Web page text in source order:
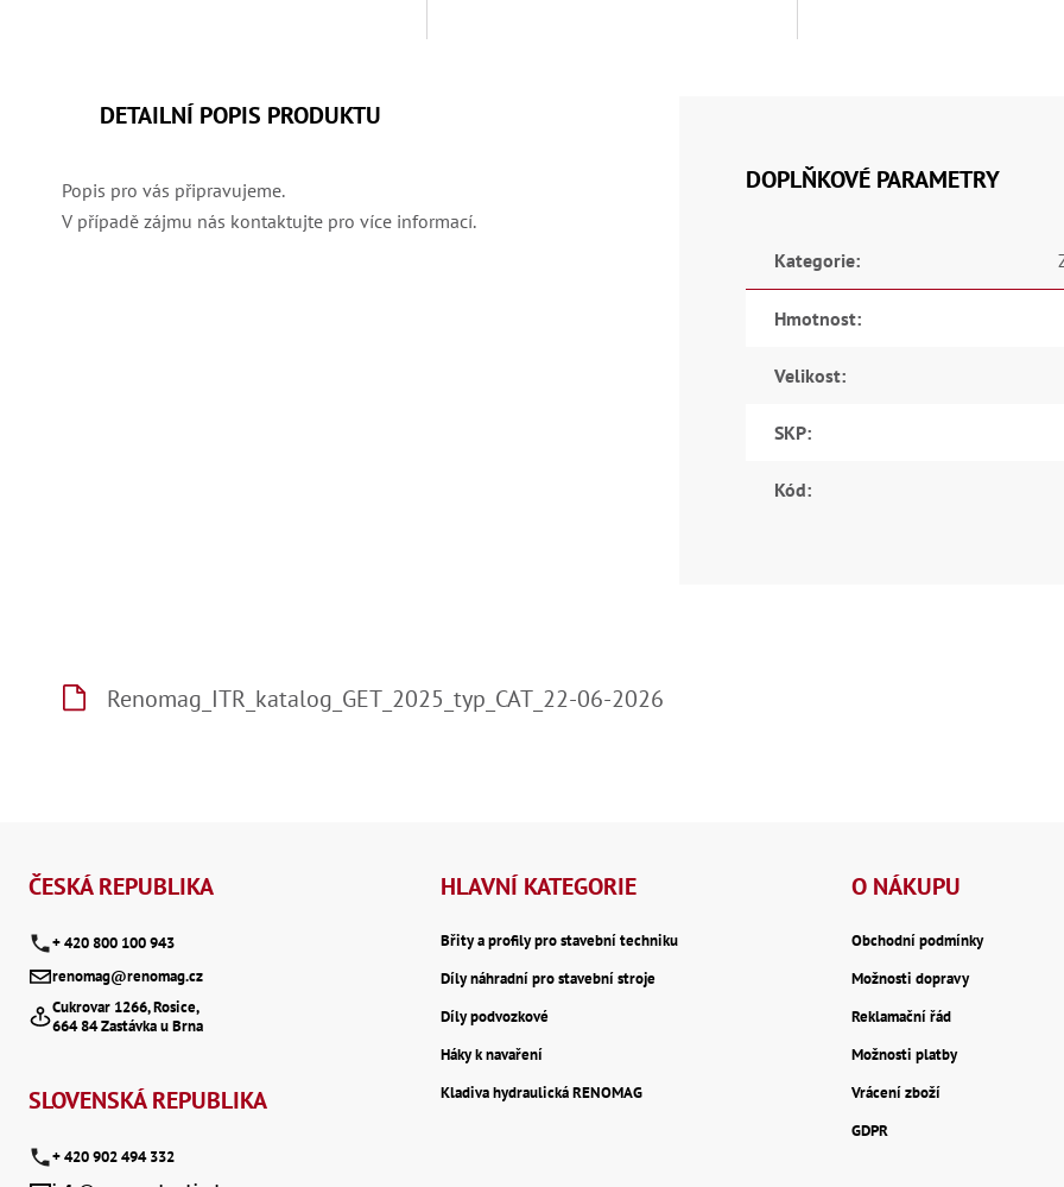
DETAILNÍ POPIS PRODUKTU
Popis pro vás připravujeme.
V případě zájmu nás kontaktujte pro více informací.
DOPLŇKOVÉ PARAMETRY
Kategorie:
Hmotnost:
Velikost:
SKP:
Kód:
Renomag_ITR_katalog_GET_2025_typ_CAT_22-06-2026
ČESKÁ REPUBLIKA
+ 420 800 100 943
renomag@renomag.cz
Cukrovar 1266, Rosice,
664 84 Zastávka u Brna
SLOVENSKÁ REPUBLIKA
+ 420 902 494 332
HLAVNÍ KATEGORIE
Břity a profily pro stavební techniku
Díly náhradní pro stavební stroje
Díly podvozkové
Háky k navaření
Kladiva hydraulická RENOMAG
O NÁKUPU
Obchodní podmínky
Možnosti dopravy
Reklamační řád
Možnosti platby
Vrácení zboží
GDPR